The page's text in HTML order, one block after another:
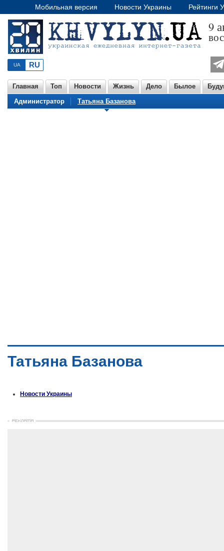
Мобильная версия Новости Украины Рейтинги
9
Главная Топ Новости Жизнь Дело Былое
Администратор
Татьяна Базанова
Татьяна Базанова
Новости Украины